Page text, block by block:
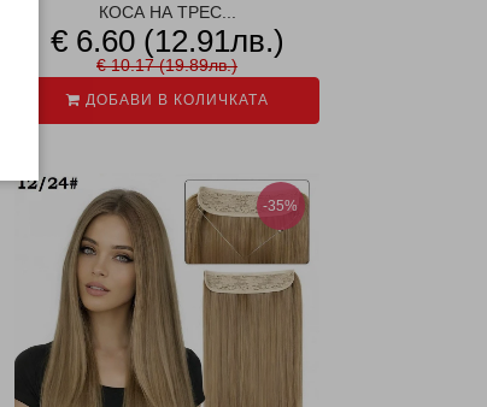
КОСА НА ТРЕС...
€ 6.60 (12.91лв.)
€ 10.17 (19.89лв.)
ДОБАВИ В КОЛИЧКАТА
-35%